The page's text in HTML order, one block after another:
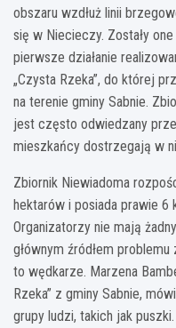
obszaru wzdłuż linii
się w Niecieczy. Zostały
pierwsze działanie
„Czysta Rzeka”, do której
na terenie gminy Sabnie.
jest często odwiedzany
mieszkańcy dostrzegają w
Zbiornik Niewiadoma
hektarów i posiada prawie
Organizatorzy nie mają
głównym źródłem
to wędkarze. Marzena
Rzeka” z gminy Sabnie,
grupy ludzi, takich jak